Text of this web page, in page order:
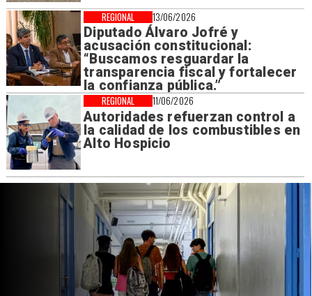
13/06/2026
Diputado Álvaro Jofré y
acusación constitucional:
“Buscamos resguardar la
transparencia fiscal y fortalecer
la confianza pública.”
REGIONAL
11/06/2026
Autoridades refuerzan control a
la calidad de los combustibles en
Alto Hospicio
REGIONAL